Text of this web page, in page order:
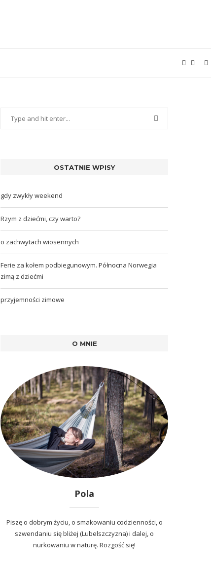
OSTATNIE WPISY
gdy zwykły weekend
Rzym z dziećmi, czy warto?
o zachwytach wiosennych
Ferie za kołem podbiegunowym. Północna Norwegia
zimą z dziećmi
przyjemności zimowe
O MNIE
Pola
Piszę o dobrym życiu, o smakowaniu codzienności, o
szwendaniu się bliżej (Lubelszczyzna) i dalej, o
nurkowaniu w naturę. Rozgość się!